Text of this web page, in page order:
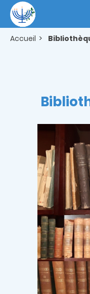
contenu
principal
Accueil